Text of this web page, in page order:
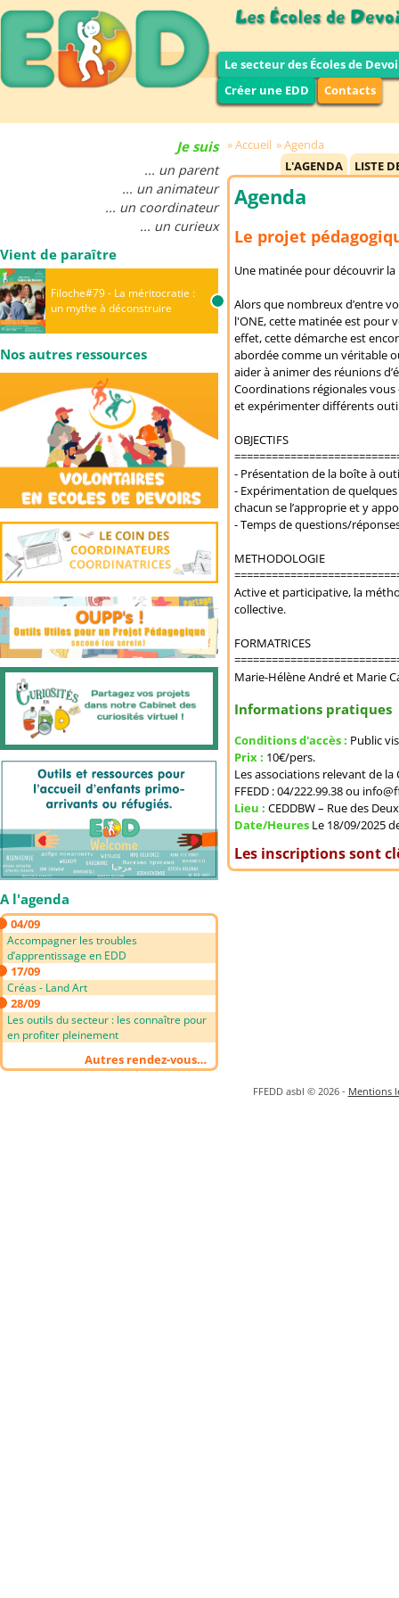
Le secteur des Écoles de
Créer une EDD
Contacts
Je suis
... un parent
... un animateur
... un coordinateur
... un curieux
Vient de paraître
Filoche#79 - La méritocratie :
un mythe à déconstruire
Nos autres ressources
A l'agenda
04/09
Accompagner les troubles
d’apprentissage en EDD
17/09
Créas - Land Art
28/09
Les outils du secteur : les connaître pour
en profiter pleinement
Autres rendez-vous…
Accueil
Agenda
L'AGENDA
LISTE
Agenda
Le projet
Une matinée pour découvrir la
Alors que nombreux d’entre
l'ONE, cette matinée est pour
effet, cette démarche est
abordée comme un véritable
aider à animer des réunions
Coordinations régionales vous
et expérimenter différents
OBJECTIFS
- Présentation de la boîte à
- Expérimentation de
chacun se l’approprie et y
- Temps de questions/
METHODOLOGIE
Active et participative, la
collective.
FORMATRICES
Marie-Hélène André et Marie
Informations pratiques
Conditions d'accès : Public
Prix : 10€/pers.
Les associations relevant de
FFEDD : 04/222.99.38 ou
Lieu : CEDDBW – Rue des
Date/Heures Le 18/09/2025
Les inscriptions sont
FFEDD asbl © 2026 - Mentions